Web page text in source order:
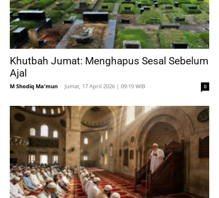
Khutbah Jumat: Menghapus Sesal Sebelum
Ajal
M Shodiq Ma'mun - Jumat, 17 April 2026 | 09:19 WIB 0